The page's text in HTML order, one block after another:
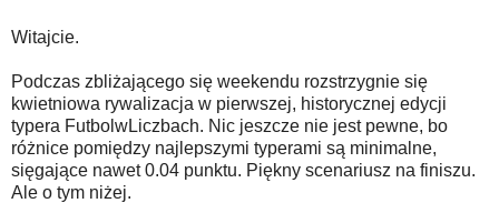
Witajcie.
Podczas zbliżającego się weekendu rozstrzygnie się
kwietniowa rywalizacja w pierwszej, historycznej edycji
typera FutbolwLiczbach. Nic jeszcze nie jest pewne, bo
różnice pomiędzy najlepszymi typerami są minimalne,
sięgające nawet 0.04 punktu. Piękny scenariusz na finiszu.
Ale o tym niżej.